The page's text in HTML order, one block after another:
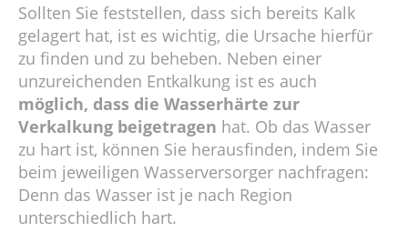
Sollten Sie feststellen, dass sich bereits Kalk
gelagert hat, ist es wichtig, die Ursache hierfür
zu finden und zu beheben. Neben einer
unzureichenden Entkalkung ist es auch
möglich, dass die Wasserhärte zur
Verkalkung beigetragen hat. Ob das Wasser
zu hart ist, können Sie herausfinden, indem Sie
beim jeweiligen Wasserversorger nachfragen:
Denn das Wasser ist je nach Region
unterschiedlich hart.